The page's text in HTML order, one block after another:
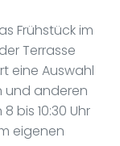
Frühstück im
Terrasse
eine Auswahl
und anderen
bis 10:30 Uhr
eigenen